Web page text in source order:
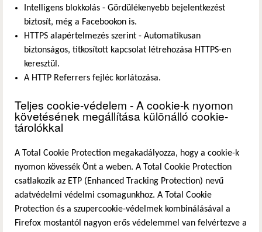
Intelligens blokkolás - Gördülékenyebb bejelentkezést
biztosít, még a Facebookon is.
HTTPS alapértelmezés szerint - Automatikusan
biztonságos, titkosított kapcsolat létrehozása HTTPS-en
keresztül.
A HTTP Referrers fejléc korlátozása.
Teljes cookie-védelem - A cookie-k nyomon
követésének megállítása különálló cookie-
tárolókkal
A Total Cookie Protection megakadályozza, hogy a cookie-k
nyomon kövessék Önt a weben. A Total Cookie Protection
csatlakozik az ETP (Enhanced Tracking Protection) nevű
adatvédelmi védelmi csomagunkhoz. A Total Cookie
Protection és a szupercookie-védelmek kombinálásával a
Firefox mostantól nagyon erős védelemmel van felvértezve a